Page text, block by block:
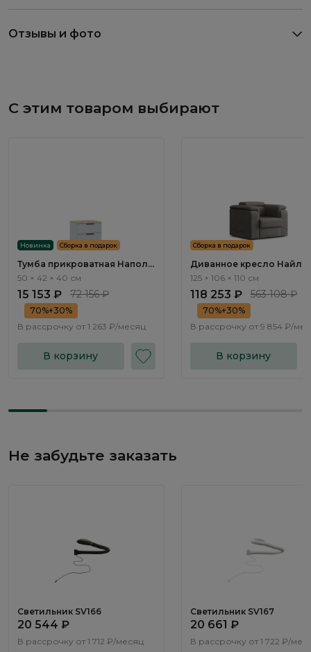
Отзывы и фото
С этим товаром выбирают
Новинка Сборка в подарок
Тумба прикроватная Наполи
/ Napoli NP001.2
50 × 42 × 40 см
15 153 ₽ 72 156 ₽
70%+30%
В рассрочку от 1 263 ₽/месяц
В корзину
Сборка в подарок
Диванное кресло Найл /
ММ112.92 с реклайнером
125 × 106 × 110 см
118 253 ₽ 563 108 ₽
70%+30%
В рассрочку от 9 854 ₽/
В корзину
Не забудьте заказать
Светильник SV166
20 544 ₽
В рассрочку от 1 712 ₽/месяц
Светильник SV167
20 661 ₽
В рассрочку от 1 722 ₽/